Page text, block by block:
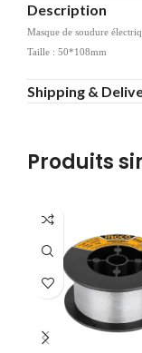
Description
Masque de soudure
Taille : 50*108mm
Shipping &
Produits